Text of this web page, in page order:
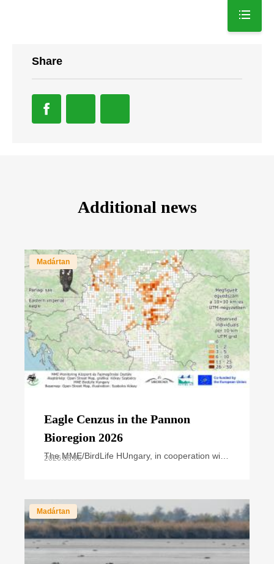
Share
Additional news
Madártan
Eagle Cenzus in the Pannon
Bioregion 2026
The MME/BirdLife HUngary, in cooperation with
2026.03.06
Madártan